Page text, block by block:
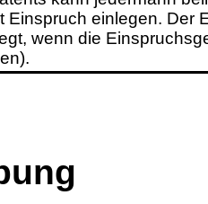
Einspruch einlegen. Der
wenn die